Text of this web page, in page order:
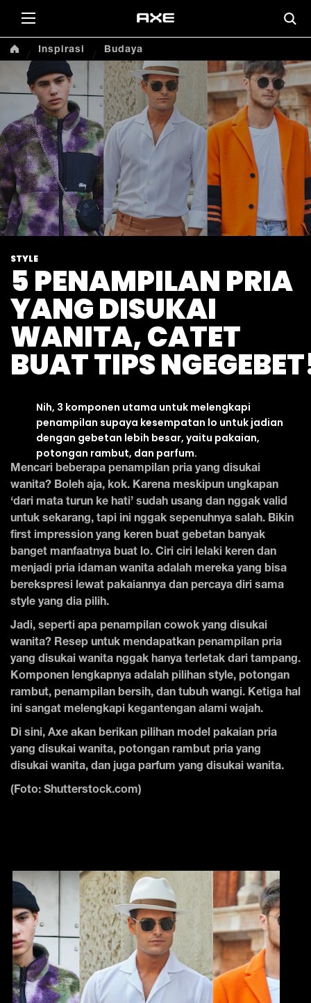
Inspirasi Budaya
STYLE
5 PENAMPILAN PRIA
YANG DISUKAI
WANITA, CATET
BUAT TIPS
Nih, 3 komponen utama untuk melengkapi
penampilan supaya kesempatan lo untuk jadian
dengan gebetan lebih besar, yaitu pakaian,
potongan rambut, dan parfum.
Mencari beberapa penampilan pria yang disukai
wanita? Boleh aja, kok. Karena meskipun ungkapan
‘dari mata turun ke hati’ sudah usang dan nggak valid
untuk sekarang, tapi ini nggak sepenuhnya salah. Bikin
first impression yang keren buat gebetan banyak
banget manfaatnya buat lo. Ciri ciri lelaki keren dan
menjadi pria idaman wanita adalah mereka yang bisa
berekspresi lewat pakaiannya dan percaya diri sama
style yang dia pilih.
Jadi, seperti apa penampilan cowok yang disukai
wanita? Resep untuk mendapatkan penampilan pria
yang disukai wanita nggak hanya terletak dari tampang.
Komponen lengkapnya adalah pilihan style, potongan
rambut, penampilan bersih, dan tubuh wangi. Ketiga hal
ini sangat melengkapi kegantengan alami wajah.
Di sini, Axe akan berikan pilihan model pakaian pria
yang disukai wanita, potongan rambut pria yang
disukai wanita, dan juga parfum yang disukai wanita.
(Foto: Shutterstock.com)